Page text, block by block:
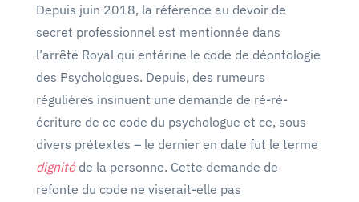
Depuis juin 2018, la référence au devoir de
secret professionnel est mentionnée dans
l’arrêté Royal qui entérine le code de déontologie
des Psychologues. Depuis, des rumeurs
régulières insinuent une demande de ré-ré-
écriture de ce code du psychologue et ce, sous
divers prétextes – le dernier en date fut le terme
dignitéde la personne. Cette demande de
refonte du code ne viserait-elle pas